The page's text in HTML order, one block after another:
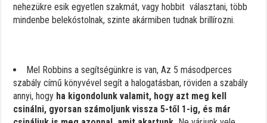
nehezükre esik egyetlen szakmát, vagy hobbit választani, több
mindenbe belekóstolnak, szinte akármiben tudnak brillírozni.
Mel Robbins a segítségünkre is van, Az 5 másodperces
szabály című könyvével segít a halogatásban, röviden a szabály
annyi, hogy ha kigondolunk valamit, hogy azt meg kell
csinálni, gyorsan számoljunk vissza 5-től 1-ig, és már